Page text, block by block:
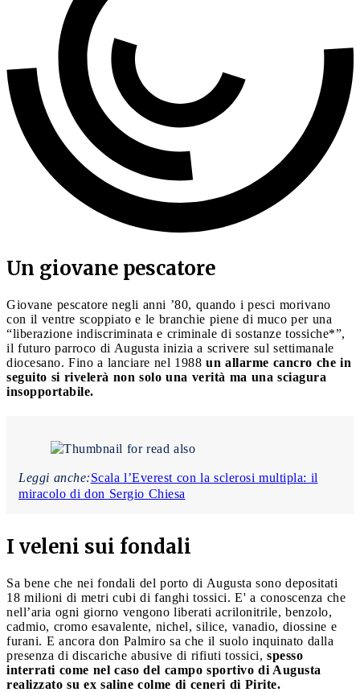
Un giovane pescatore
Giovane pescatore negli anni ’80, quando i pesci morivano
con il ventre scoppiato e le branchie piene di muco per una
“liberazione indiscriminata e criminale di sostanze tossiche*”,
il futuro parroco di Augusta inizia a scrivere sul settimanale
diocesano. Fino a lanciare nel 1988 un allarme cancro che in
seguito si rivelerà non solo una verità ma una sciagura
insopportabile.
Leggi anche:Scala l’Everest con la sclerosi multipla: il
miracolo di don Sergio Chiesa
I veleni sui fondali
Sa bene che nei fondali del porto di Augusta sono depositati
18 milioni di metri cubi di fanghi tossici. E' a conoscenza che
nell’aria ogni giorno vengono liberati acrilonitrile, benzolo,
cadmio, cromo esavalente, nichel, silice, vanadio, diossine e
furani. E ancora don Palmiro sa che il suolo inquinato dalla
presenza di discariche abusive di rifiuti tossici, spesso
interrati come nel caso del campo sportivo di Augusta
realizzato su ex saline colme di ceneri di Pirite.